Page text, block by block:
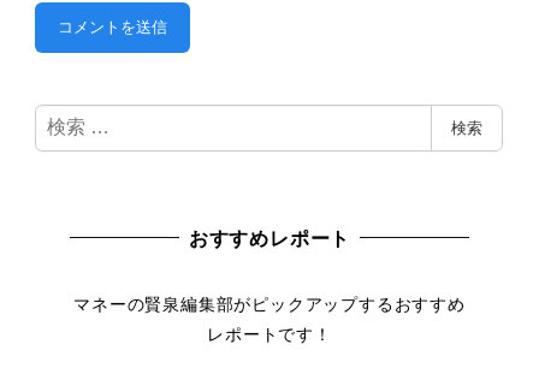
検
索
検索
おすすめレポート
マネーの賢泉編集部がピックアップするおすすめ
レポートです！